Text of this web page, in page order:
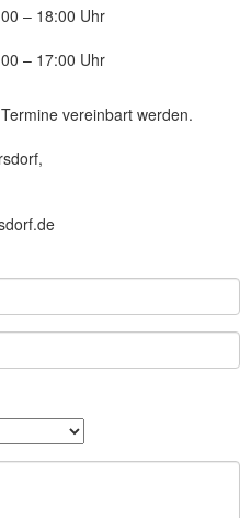
– 18:00 Uhr
– 17:00 Uhr
vereinbart werden.